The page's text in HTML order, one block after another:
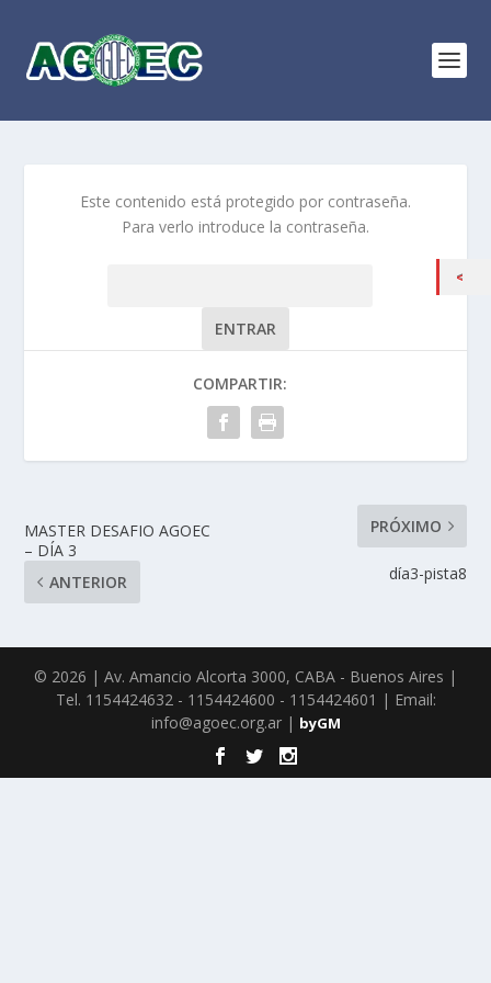
Este contenido está protegido por contraseña.
Para verlo introduce la contraseña.
COMPARTIR:
MASTER DESAFIO AGOEC
– DÍA 3
ANTERIOR
PRÓXIMO
día3-pista8
© 2026 | Av. Amancio Alcorta 3000, CABA - Buenos Aires |
Tel. 1154424632 - 1154424600 - 1154424601 | Email:
info@agoec.org.ar | byGM